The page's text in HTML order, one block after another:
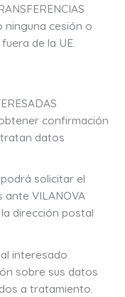
ninguna cesión o
de la UE.
confirmación
tratan datos
solicitar el
VILANOVA
dirección postal
interesado
sobre sus datos
a tratamiento.